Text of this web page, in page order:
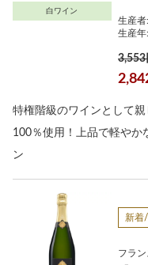
白ワイン
生産者:
生産年:
3,553
特権階級のワインとして
100％使用！上品で軽やか
ン
新着
フラ